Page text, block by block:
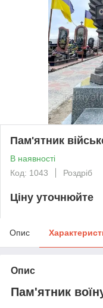
Пам'ятник
В наявності
Код: 1043
Роздріб
Ціну уточнюйте
Опис
Опис
Пам'ятник